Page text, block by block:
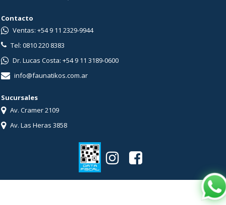
Contacto
Ventas: +54 9 11 2329-9944
Tel: 0810 220 8383
Dr. Lucas Costa: +54 9 11 3189-0600
info@faunatikos.com.ar
Sucursales
Av. Cramer 2109
Av. Las Heras 3858